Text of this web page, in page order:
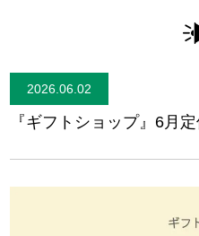
2026.06.02
『ギフトショップ』6月